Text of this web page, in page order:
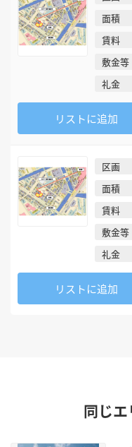
面積
賃料
敷金等
礼金
リストに追加
区画
面積
賃料
敷金等
礼金
リストに追加
同じ